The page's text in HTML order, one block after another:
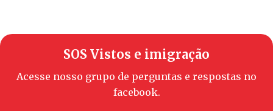
SOS Vistos e imigração
Acesse nosso grupo de perguntas e respostas no
facebook.